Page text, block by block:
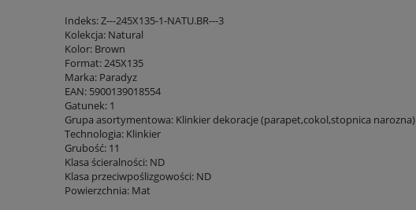
Indeks: Z---245X135-1-NATU.BR---3
Kolekcja: Natural
Kolor: Brown
Format: 245X135
Marka: Paradyz
EAN: 5900139018554
Gatunek: 1
Grupa asortymentowa: Klinkier dekoracje (parapet,cokol,stopnica narozna)
Technologia: Klinkier
Grubość: 11
Klasa ścieralności: ND
Klasa przeciwpoślizgowości: ND
Powierzchnia: Mat